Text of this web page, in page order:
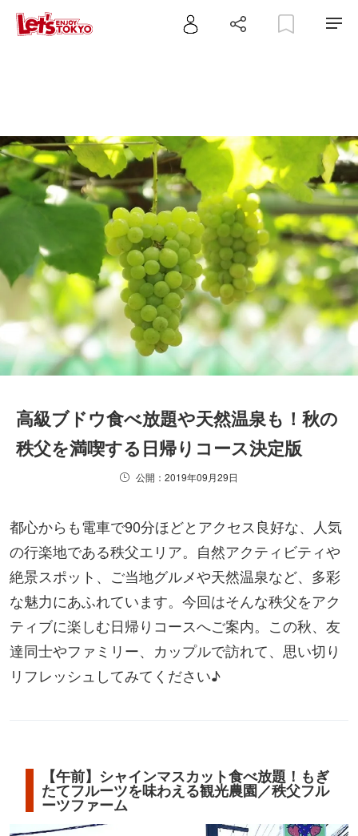
高級ブドウ食べ放題や天然温泉も！秋の
秩父を満喫する日帰りコース決定版
公開：2019年09月29日
都心からも電車で90分ほどとアクセス良好な、人気
の行楽地である秩父エリア。自然アクティビティや
絶景スポット、ご当地グルメや天然温泉など、多彩
な魅力にあふれています。今回はそんな秩父をアク
ティブに楽しむ日帰りコースへご案内。この秋、友
達同士やファミリー、カップルで訪れて、思い切り
リフレッシュしてみてください♪
【午前】シャインマスカット食べ放題！もぎ
たてフルーツを味わえる観光農園／秩父フル
ーツファーム